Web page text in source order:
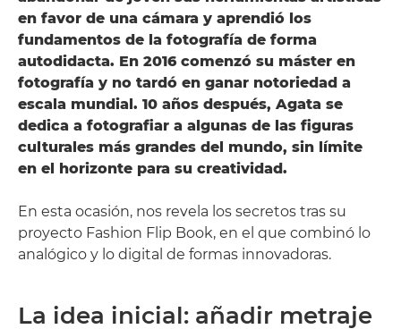
en favor de una cámara y aprendió los
fundamentos de la fotografía de forma
autodidacta. En 2016 comenzó su máster en
fotografía y no tardó en ganar notoriedad a
escala mundial. 10 años después, Agata se
dedica a fotografiar a algunas de las figuras
culturales más grandes del mundo, sin límite
en el horizonte para su creatividad.
En esta ocasión, nos revela los secretos tras su
proyecto Fashion Flip Book, en el que combinó lo
analógico y lo digital de formas innovadoras.
La idea inicial: añadir metraje